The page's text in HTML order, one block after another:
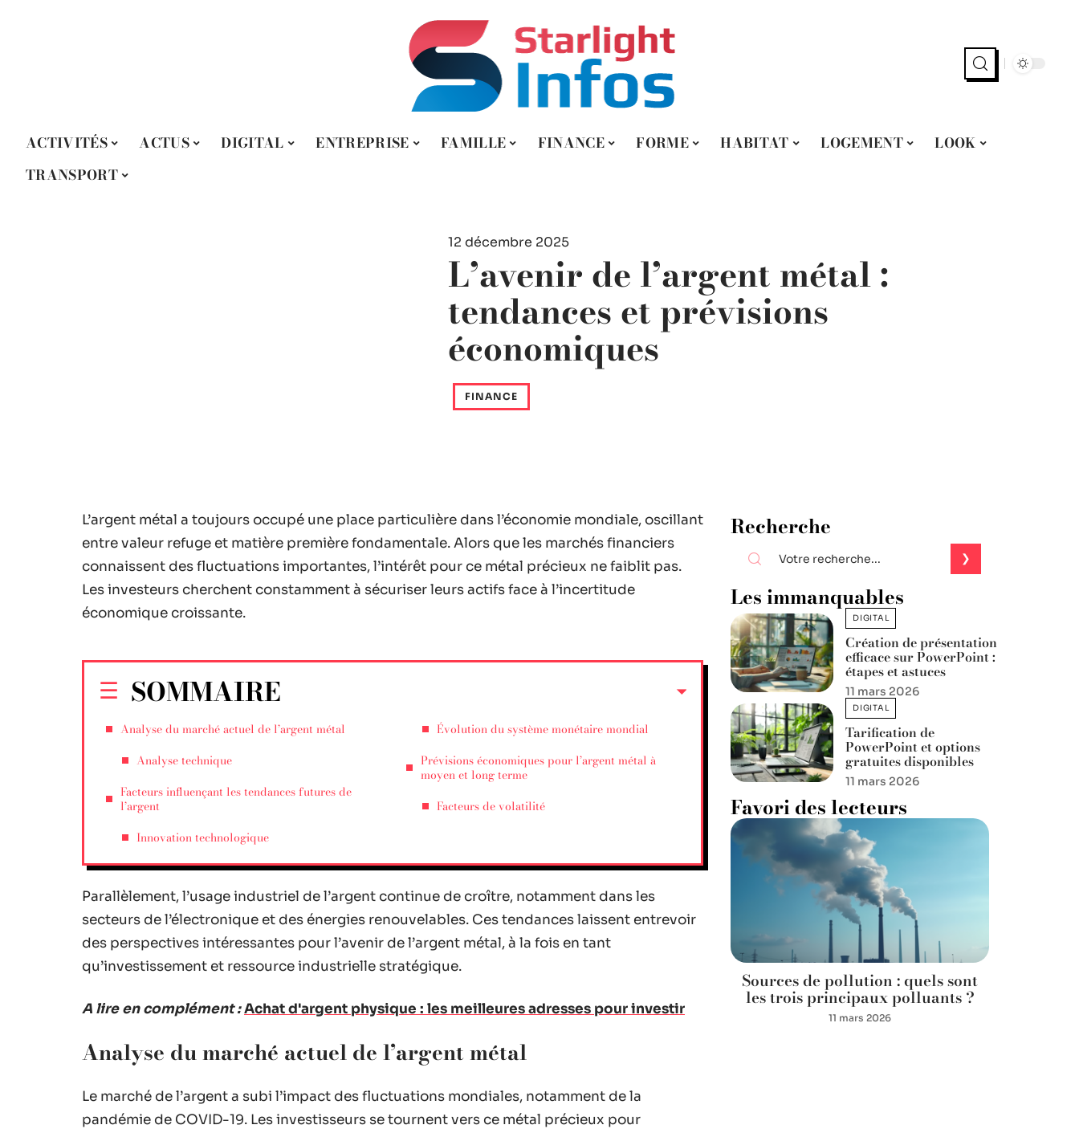
ACTIVITÉS ACTUS DIGITAL ENTREPRISE FAMILLE FINANCE FORME HABITAT LOGEMENT
LOOK
TRANSPORT
12 décembre 2025
L’avenir de l’argent métal :
tendances et prévisions
économiques
FINANCE
L’argent métal a toujours occupé une place particulière dans l’économie mondiale, oscillant
entre valeur refuge et matière première fondamentale. Alors que les marchés financiers
connaissent des fluctuations importantes, l’intérêt pour ce métal précieux ne faiblit pas.
Les investeurs cherchent constamment à sécuriser leurs actifs face à l’incertitude
économique croissante.
SOMMAIRE
Analyse du marché actuel de l’argent métal
Analyse technique
Facteurs influençant les tendances futures de
l’argent
Innovation technologique
Évolution du système monétaire mondial
Prévisions économiques pour l’argent métal à
moyen et long terme
Facteurs de volatilité
Parallèlement, l’usage industriel de l’argent continue de croître, notamment dans les
secteurs de l’électronique et des énergies renouvelables. Ces tendances laissent entrevoir
des perspectives intéressantes pour l’avenir de l’argent métal, à la fois en tant
qu’investissement et ressource industrielle stratégique.
A lire en complément :Achat d'argent physique : les meilleures adresses pour investir
Analyse du marché actuel de l’argent métal
Le marché de l’argent a subi l’impact des fluctuations mondiales, notamment de la
pandémie de COVID-19. Les investisseurs se tournent vers ce métal précieux pour
Recherche
Les immanquables
DIGITAL
Création de présentation
efficace sur PowerPoint :
étapes et astuces
11 mars 2026
DIGITAL
Tarification de
PowerPoint et options
gratuites disponibles
11 mars 2026
Favori des lecteurs
Sources de pollution : quels sont
les trois principaux polluants ?
11 mars 2026